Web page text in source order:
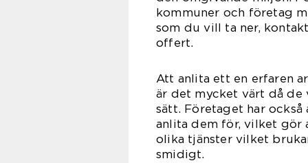
kommuner och företag
som du vill ta ner,
offert.
Att anlita ett en erfaren
är det mycket värt då de
sätt. Företaget har också
anlita dem för, vilket gör
olika tjänster vilket